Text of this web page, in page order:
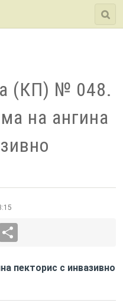
(КП) № 048.
на ангина
Copy
Link
пекторис с инвазивно